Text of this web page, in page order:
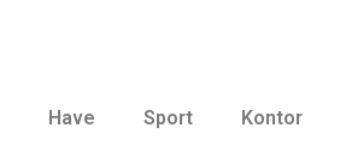
Have Sport Kontor